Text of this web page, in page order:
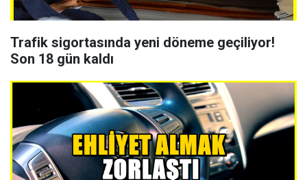
Trafik sigortasında yeni döneme geçiliyor!
Son 18 gün kaldı